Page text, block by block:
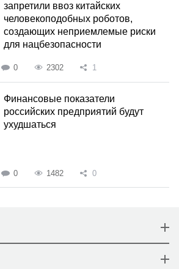
запретили ввоз китайских
человекоподобных роботов,
создающих неприемлемые риски
для нацбезопасности
0 2302 1
Финансовые показатели
российских предприятий будут
ухудшаться
0 1482 0